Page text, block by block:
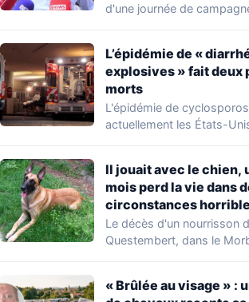
d'une journée de
L’épidémie de «
explosives » fait deux
morts
L'épidémie de
actuellement les États-
Il jouait avec le chien,
mois perd la vie dans
circonstances
Le décès d'un nourrisson
Questembert, dans le
« Brûlée au visage » :